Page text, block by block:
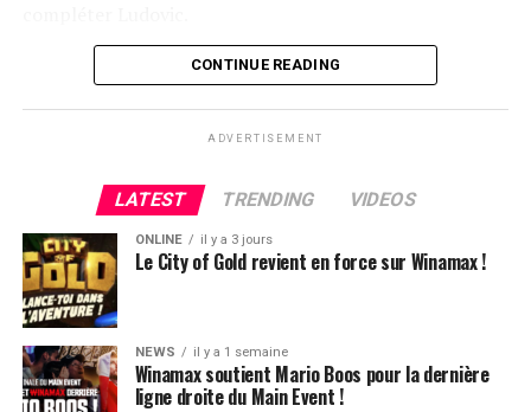
Flop QJ4. All-in de Ludovic et insta call de Logghe, avec
peine une BB, qu’il perdra le coup suivant contre le
même adversaire.
Ludovic Soleau sort donc à la troisième place, pour un
joli gain de 15720€ !
Place au heads-up final.
CONTINUE READING
ADVERTISEMENT
LATEST TRENDING VIDEOS
ONLINE il y a 3 jours
Le City of Gold revient en force sur Winamax !
NEWS il y a 1 semaine
Winamax soutient Mario Boos pour la dernière
ligne droite du Main Event !